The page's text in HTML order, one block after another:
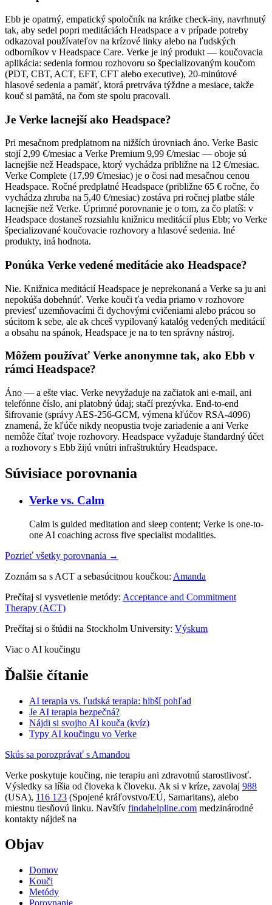
Ebb je opatrný, empatický spoločník na krátke check-iny, navrhnutý
tak, aby sedel popri meditáciách Headspace a v prípade potreby
odkazoval používateľov na krízové linky alebo na ľudských
odborníkov v Headspace Care. Verke je iný produkt — koučovacia
aplikácia: sedenia formou rozhovoru so špecializovaným koučom
(PDT, CBT, ACT, EFT, CFT alebo executive), 20-minútové
hlasové sedenia a pamäť, ktorá pretrváva týždne a mesiace, takže
kouč si pamätá, na čom ste spolu pracovali.
Je Verke lacnejší ako Headspace?
Pri mesačnom predplatnom na nižších úrovniach áno. Verke Basic
stojí 2,99 €/mesiac a Verke Premium 9,99 €/mesiac — oboje sú
lacnejšie než Headspace, ktorý vychádza približne na 12 €/mesiac.
Verke Complete (17,99 €/mesiac) je o čosi nad mesačnou cenou
Headspace. Ročné predplatné Headspace (približne 65 € ročne, čo
vychádza zhruba na 5,40 €/mesiac) zostáva pri ročnej platbe stále
lacnejšie než Verke. Úprimné porovnanie je o tom, za čo platíš: v
Headspace dostaneš rozsiahlu knižnicu meditácií plus Ebb; vo Verke
špecializované koučovacie rozhovory a hlasové sedenia. Iné
produkty, iná hodnota.
Ponúka Verke vedené meditácie ako Headspace?
Nie. Knižnica meditácií Headspace je neprekonaná a Verke sa ju ani
nepokúša dobehnúť. Verke kouči ťa vedia priamo v rozhovore
previesť uzemňovacími či dychovými cvičeniami alebo prácou so
súcitom k sebe, ale ak chceš vypilovaný katalóg vedených meditácií
a obsahu na spánok, Headspace je na to ten správny nástroj.
Môžem používať Verke anonymne tak, ako Ebb v
rámci Headspace?
Áno — a ešte viac. Verke nevyžaduje na začiatok ani e-mail, ani
telefónne číslo, ani platobný údaj; stačí prezývka. End-to-end
šifrovanie (správy AES-256-GCM, výmena kľúčov RSA-4096)
znamená, že kľúče nikdy neopustia tvoje zariadenie a ani Verke
nemôže čítať tvoje rozhovory. Headspace vyžaduje štandardný účet
a rozhovory s Ebb žijú vnútri infraštruktúry Headspace.
Súvisiace porovnania
Verke vs. Calm
Calm is guided meditation and sleep content; Verke is one-to-
one AI coaching across five specialist modalities.
Pozrieť všetky porovnania →
Zoznám sa s ACT a sebasúcitnou koučkou: Amanda
Prečítaj si vysvetlenie metódy: Acceptance and Commitment
Therapy (ACT)
Prečítaj si o štúdii na Stockholm University: Výskum
Viac o AI koučingu
Ďalšie čítanie
AI terapia vs. ľudská terapia: hlbší pohľad
Je AI terapia bezpečná?
Nájdi si svojho AI kouča (kvíz)
Typy AI koučingu vo Verke
Skús sa porozprávať s Amandou
Verke poskytuje koučing, nie terapiu ani zdravotnú starostlivosť.
Výsledky sa líšia od človeka k človeku. Ak si v kríze, zavolaj 988
(USA), 116 123 (Spojené kráľovstvo/EÚ, Samaritans), alebo
miestnu tiesňovú linku. Navštív findahelpline.com medzinárodné
kontakty nájdeš na
Objav
Domov
Kouči
Metódy